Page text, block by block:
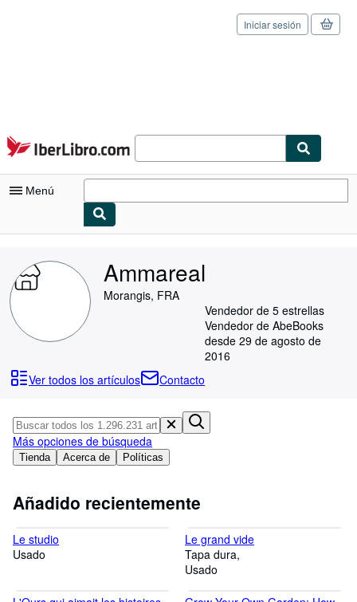
Pasar al contenido principal
IberLibro.com
Iniciar sesión
Menú
Consultar mis pedidos
Búsqueda avanzada
Libros antiguos
Arte y coleccionismo
Vendedores
Comenzar a vender
Ayuda
Ammareal
Morangis, FRA
Vendedor de 5 estrellas
Vendedor de AbeBooks
desde 29 de agosto de
2016
Ver todos los artículos
Contacto
Tienda Acerca de Políticas
Más opciones de búsqueda
Añadido recientemente
Le studio
Usado
Le grand vide
Tapa dura
Usado